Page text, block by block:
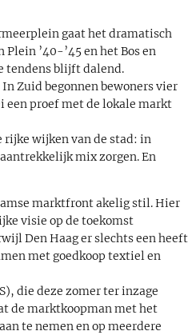
gaat het dramatisch
’40-’45 en het Bos en
tendens blijft dalend.
Zuid begonnen bewoners vier
een proef met de lokale markt
rijke wijken van de stad: in
mix zorgen. En
marktfront akelig stil. Hier
visie op de toekomst
Den Haag er slechts een heeft
met goedkoop textiel en
die deze zomer ter inzage
de marktkoopman met het
te nemen en op meerdere